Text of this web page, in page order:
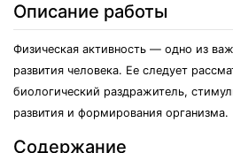
Описание работы
Физическая активность — одно из
развития человека. Ее следует
биологический раздражитель,
развития и формирования организма.
Содержание